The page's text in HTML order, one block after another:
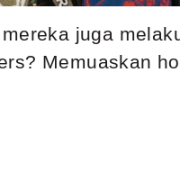
juga
Memuaskan